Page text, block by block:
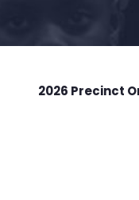
2026 Precinct